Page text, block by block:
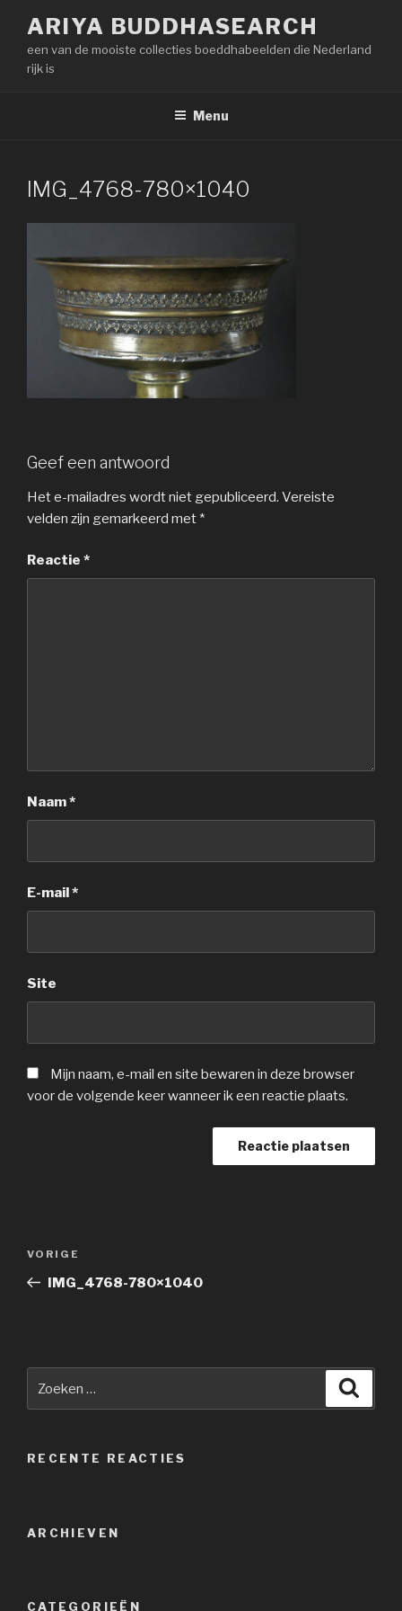
inhoud
springen
ARIYA BUDDHASEARCH
een van de mooiste collecties boeddhabeelden die Nederland
rijk is
Menu
IMG_4768-780×1040
Geef een antwoord
Het e-mailadres wordt niet gepubliceerd. Vereiste
velden zijn gemarkeerd met *
Reactie *
Naam*
E-mail*
Site
Mijn naam, e-mail en site bewaren in deze browser
voor de volgende keer wanneer ik een reactie plaats.
Vorig
bericht
VORIGE
IMG_4768-780×1040
naar:
RECENTE REACTIES
ARCHIEVEN
CATEGORIEËN